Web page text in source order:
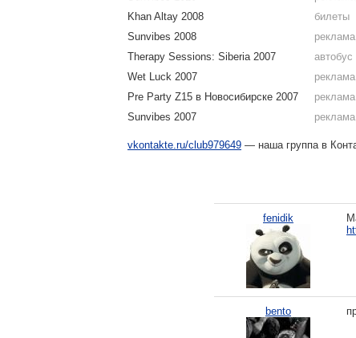
Khan Altay 2008
билеты
Sunvibes 2008
Therapy Sessions: Siberia 2007
автобус
Wet Luck 2007
Pre Party Z15 в Новосибирске 2007
реклама
Sunvibes 2007
vkontakte.ru/club979649 — наша группа в
fenidik
bento